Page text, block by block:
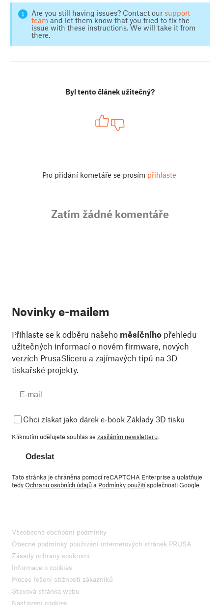
Are you still having issues? Contact our support
team and let them know that you tried to fix the
issue with these instructions. We will take it from
there.
Byl tento článek užitečný?
Pro přidání kometáře se prosím přihlaste
Zatím žádné komentáře
Novinky e-mailem
Přihlaste se k odběru našeho měsíčního přehledu
užitečných informací o novém firmware, nových
verzích PrusaSliceru a zajímavých tipů na 3D
tiskařské projekty.
Chci získat jako dárek e-book Základy 3D tisku
Kliknutím udělujete souhlas se zasíláním newsletteru
Odeslat
Tato stránka je chráněna pomocí reCAPTCHA Enterprise a uplatňuje
tedyOchranu osobních údajůa Podmínky použitíspolečnosti Google.
Všeobecné obchodní podmínky
Obecné podmínky používání internetových stránek PRUSA
Zásady ochrany soukromí
Informace o cookies
Proces řešení stížností zákazníků
Stavová stránka webu
Nastavení cookies